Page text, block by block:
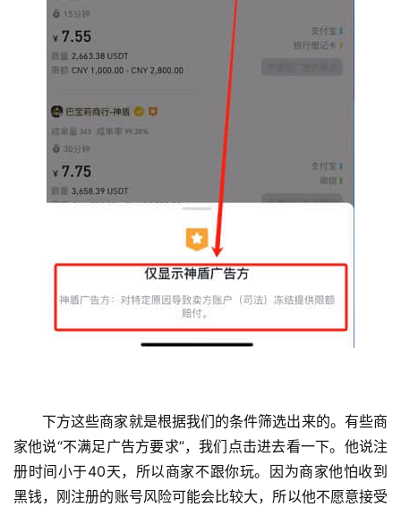
下方这些商家就是根据我们的条件筛选出来的。有些商
家他说“不满足广告方要求”，我们点击进去看一下。他说注
册时间小于40天，所以商家不跟你玩。因为商家他怕收到
黑钱，刚注册的账号风险可能会比较大，所以他不愿意接受